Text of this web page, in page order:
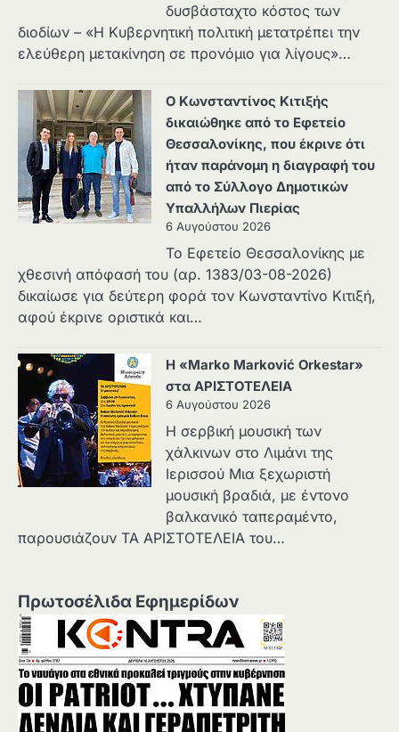
δυσβάσταχτο κόστος των
διοδίων – «Η Κυβερνητική πολιτική μετατρέπει την
ελεύθερη μετακίνηση σε προνόμιο για λίγους»…
Ο Κωνσταντίνος Κιτιξής
δικαιώθηκε από το Εφετείο
Θεσσαλονίκης, που έκρινε ότι
ήταν παράνομη η διαγραφή του
από το Σύλλογο Δημοτικών
Υπαλλήλων Πιερίας
6 Αυγούστου 2026
Το Εφετείο Θεσσαλονίκης με
χθεσινή απόφασή του (αρ. 1383/03-08-2026)
δικαίωσε για δεύτερη φορά τον Κωνσταντίνο Κιτιξή,
αφού έκρινε οριστικά και…
Η «Marko Marković Orkestar»
στα ΑΡΙΣΤΟΤΕΛΕΙΑ
6 Αυγούστου 2026
Η σερβική μουσική των
χάλκινων στο Λιμάνι της
Ιερισσού Μια ξεχωριστή
μουσική βραδιά, με έντονο
βαλκανικό ταπεραμέντο,
παρουσιάζουν ΤΑ ΑΡΙΣΤΟΤΕΛΕΙΑ του…
Πρωτοσέλιδα Εφημερίδων